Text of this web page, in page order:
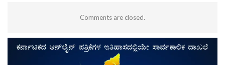
Comments are closed.